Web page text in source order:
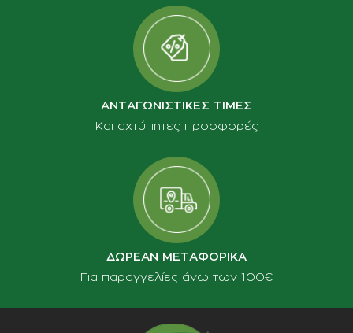
ΑΝΤΑΓΩΝΙΣΤΙΚΕΣ ΤΙΜΕΣ
Και αχτύπητες προσφορές
ΔΩΡΕΑΝ ΜΕΤΑΦΟΡΙΚΑ
Για παραγγελίες άνω των 100€